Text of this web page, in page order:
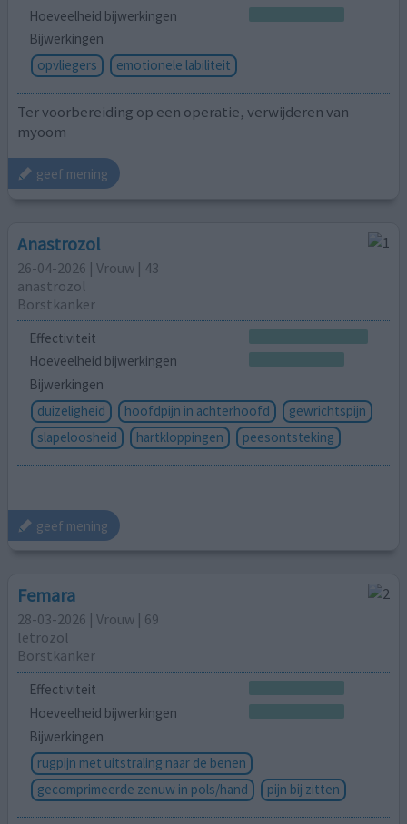
Hoeveelheid bijwerkingen
Bijwerkingen
opvliegers
emotionele labiliteit
Ter voorbereiding op een operatie, verwijderen van
myoom
geef mening
Anastrozol
26-04-2026 | Vrouw | 43
anastrozol
Borstkanker
Effectiviteit
Hoeveelheid bijwerkingen
Bijwerkingen
duizeligheid
hoofdpijn in achterhoofd
gewrichtspijn
slapeloosheid
hartkloppingen peesontsteking
geef mening
Femara
28-03-2026 | Vrouw | 69
letrozol
Borstkanker
Effectiviteit
Hoeveelheid bijwerkingen
Bijwerkingen
rugpijn met uitstraling naar de benen
gecomprimeerde zenuw in pols/hand
pijn bij zitten